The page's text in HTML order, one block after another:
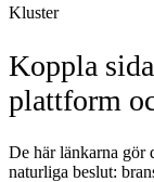
Kluster
Koppla
plattform
De här länkarna gör
naturliga beslut: